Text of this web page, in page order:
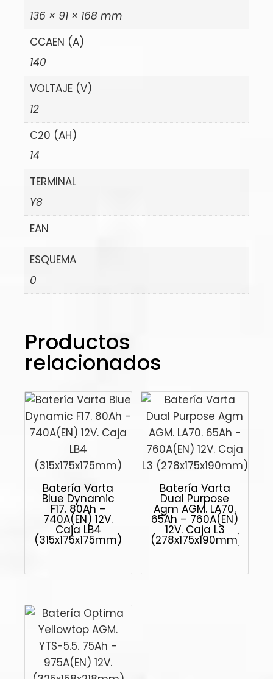
136 × 91 × 168 mm
CCAEN (A)
140
VOLTAJE (V)
12
C20 (AH)
14
TERMINAL
Y8
EAN
ESQUEMA
0
Productos
relacionados
Batería Varta
Blue Dynamic
F17. 80Ah –
740A(EN) 12V.
Caja LB4
(315x175x175mm)
Batería Varta
Dual Purpose
Agm AGM. LA70.
65Ah – 760A(EN)
12V. Caja L3
(278x175x190mm)